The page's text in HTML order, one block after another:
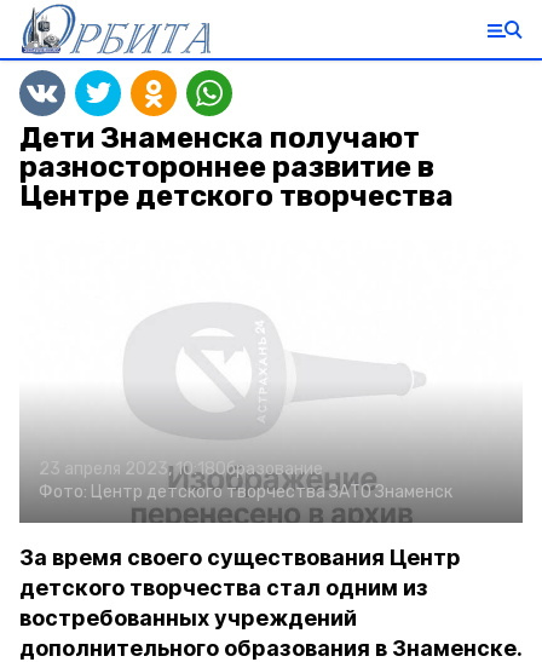
Дети Знаменска получают
разностороннее развитие в
Центре детского творчества
23 апреля 2023, 10:18Образование
Фото: Центр детского творчества ЗАТО Знаменск
За время своего существования Центр
детского творчества стал одним из
востребованных учреждений
дополнительного образования в Знаменске.